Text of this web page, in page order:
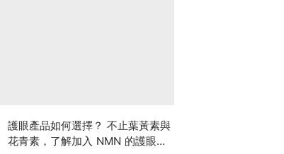
護眼產品如何選擇？ 不止葉黃素與
花青素，了解加入 NMN 的護眼方